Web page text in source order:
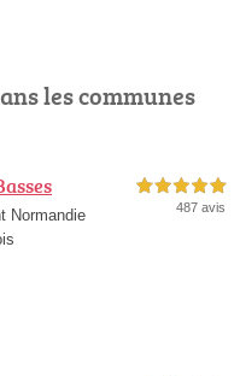
les communes
Normandie
5,0 étoiles sur 5
487 avis